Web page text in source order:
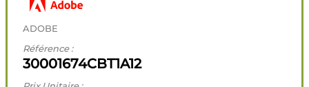
ADOBE
Référence :
30001674CBT1A12